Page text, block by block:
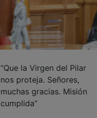
“Que la Virgen del Pilar
nos proteja. Señores,
muchas gracias. Misión
cumplida”